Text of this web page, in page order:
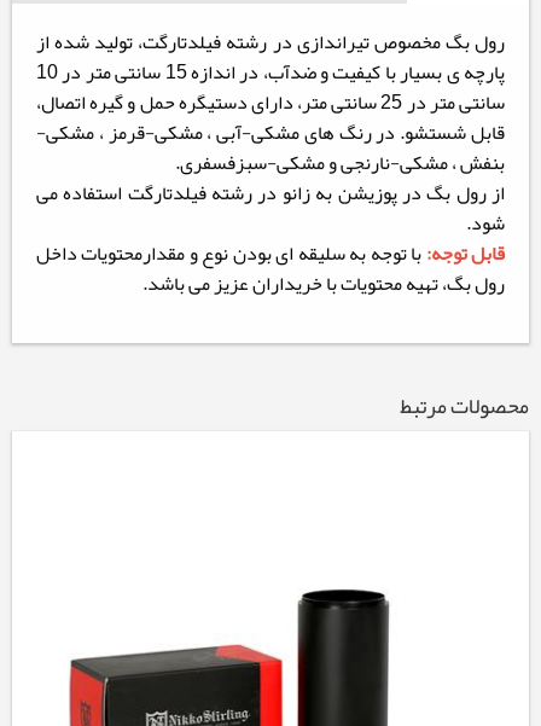
رول بگ مخصوص تیراندازی در رشته فیلدتارگت، تولید شده از
پارچه ی بسیار با کیفیت و ضدآب، در اندازه 15 سانتی متر در 10
سانتی متر در 25 سانتی متر، دارای دستیگره حمل و گیره اتصال،
قابل شستشو. در رنگ های مشکی-آبی ، مشکی-قرمز ، مشکی-
بنفش ، مشکی-نارنجی و مشکی-سبزفسفری.
از رول بگ در پوزیشن به زانو در رشته فیلدتارگت استفاده می
شود.
قابل توجه:با توجه به سلیقه ای بودن نوع و مقدارمحتویات داخل
رول بگ، تهیه محتویات با خریداران عزیز می باشد.
محصولات مرتبط